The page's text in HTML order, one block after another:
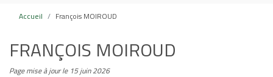
Accueil François MOIROUD
FRANÇOIS MOIROUD
Page mise à jour le 15 juin 2026